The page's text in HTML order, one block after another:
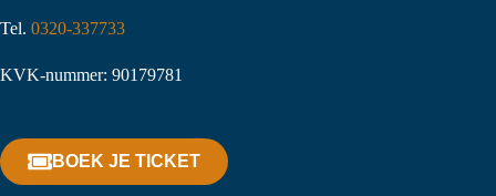
Tel. 0320-337733
KVK-nummer: 90179781
BOEK JE TICKET